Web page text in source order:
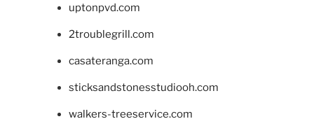
uptonpvd.com
2troublegrill.com
casateranga.com
sticksandstonesstudiooh.com
walkers-treeservice.com